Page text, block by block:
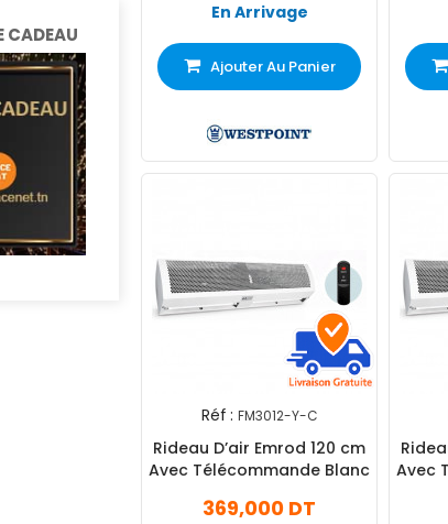
CADEAU
En Arrivage
Ajouter Au Panier
Réf : FM3012-Y-C
Rideau D’air Emrod 120 cm
Avec Télécommande Blanc
369,000 DT
Avec